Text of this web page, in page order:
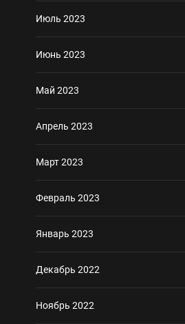
Июль 2023
Июнь 2023
Май 2023
Апрель 2023
Март 2023
Февраль 2023
Январь 2023
Декабрь 2022
Ноябрь 2022